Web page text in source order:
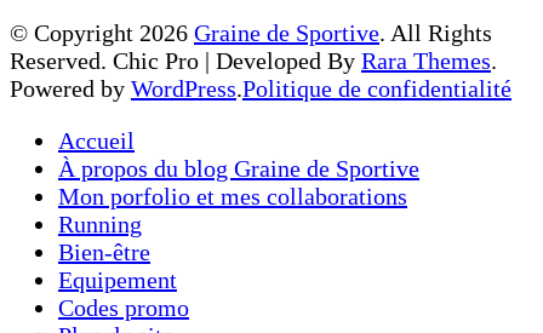
© Copyright 2026 Graine de Sportive. All Rights
Reserved. Chic Pro | Developed By Rara Themes.
Powered by WordPress.Politique de confidentialité
Accueil
À propos du blog Graine de Sportive
Mon porfolio et mes collaborations
Running
Bien-être
Equipement
Codes promo